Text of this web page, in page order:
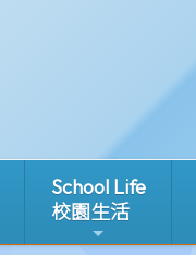
School Life
校園生活